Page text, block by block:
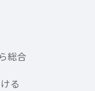
総合
る